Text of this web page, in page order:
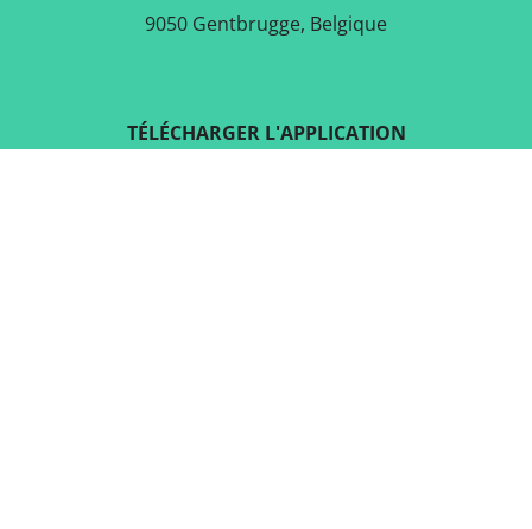
9050 Gentbrugge, Belgique
TÉLÉCHARGER L'APPLICATION